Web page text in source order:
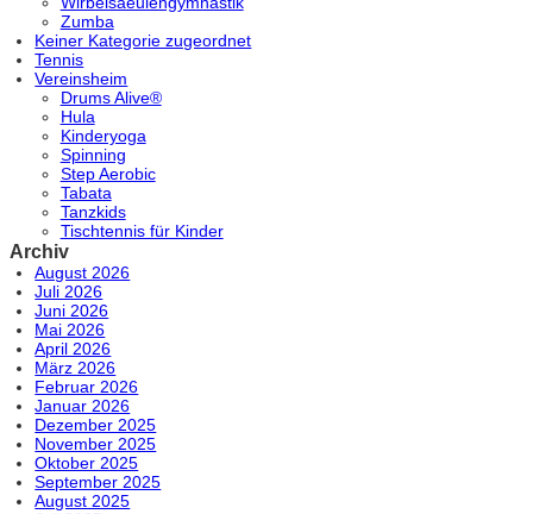
Zumba
Keiner Kategorie zugeordnet
Tennis
Vereinsheim
Drums Alive®
Hula
Kinderyoga
Spinning
Step Aerobic
Tabata
Tanzkids
Tischtennis für Kinder
Archiv
August 2026
Juli 2026
Juni 2026
Mai 2026
April 2026
März 2026
Februar 2026
Januar 2026
Dezember 2025
November 2025
Oktober 2025
September 2025
August 2025